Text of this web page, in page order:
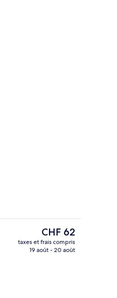
Le
prix
actuel
CHF 62
taxes et frais compris
19 août - 20 août